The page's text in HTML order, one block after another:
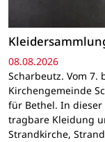
08.08.2026
Scharbeutz. Vom 7.
Kirchengemeinde
für Bethel. In dieser
tragbare Kleidung
Strandkirche,